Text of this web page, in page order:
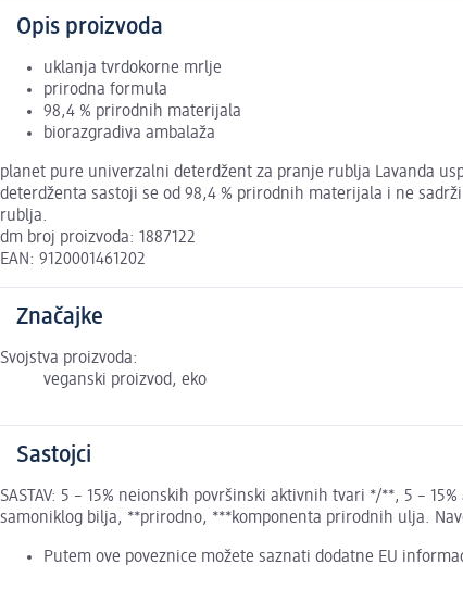
Opis proizvoda
uklanja tvrdokorne mrlje
prirodna formula
98,4 % prirodnih materijala
biorazgradiva ambalaža
planet pure univerzalni deterdžent za pranje rublja Lavanda
deterdženta sastoji se od 98,4 % prirodnih materijala i ne
rublja.
dm broj proizvoda: 1887122
EAN: 9120001461202
Značajke
Svojstva proizvoda:
veganski proizvod, eko
Sastojci
SASTAV: 5 – 15% neionskih površinski aktivnih tvari */**, 5 –
samoniklog bilja, **prirodno, ***komponenta prirodnih ulja.
Putem ove poveznice možete saznati dodatne EU